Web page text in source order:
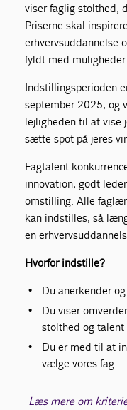
viser faglig stolthed,
Priserne skal
erhvervsuddannelse
fyldt med muligheder.
Indstillingsperioden
september 2025, og
lejligheden til at vise
sætte spot på jeres
Fagtalent
innovation, godt
omstilling. Alle
kan indstilles, så
en
Hvorfor indstille?
Du anerkender
Du viser
stolthed og talent
Du er med til at
vælge vores fag
Læs mere om